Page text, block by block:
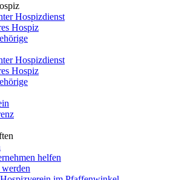
Hospizdienst
Hospiz
Hospizdienst
Hospiz
helfen